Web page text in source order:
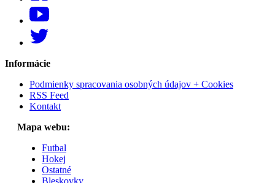
Informácie
Podmienky spracovania osobných údajov + Cookies
RSS Feed
Kontakt
Mapa webu:
Futbal
Hokej
Ostatné